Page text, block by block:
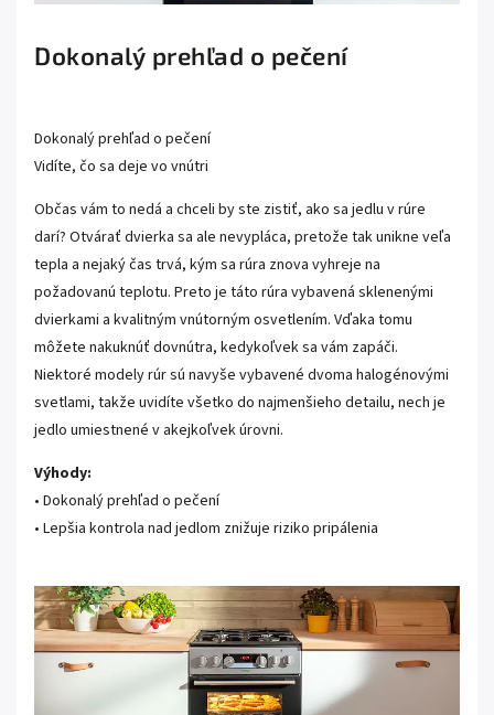
Dokonalý prehľad o pečení
Dokonalý prehľad o pečení
Vidíte, čo sa deje vo vnútri
Občas vám to nedá a chceli by ste zistiť, ako sa jedlu v rúre
darí? Otvárať dvierka sa ale nevypláca, pretože tak unikne veľa
tepla a nejaký čas trvá, kým sa rúra znova vyhreje na
požadovanú teplotu. Preto je táto rúra vybavená sklenenými
dvierkami a kvalitným vnútorným osvetlením. Vďaka tomu
môžete nakuknúť dovnútra, kedykoľvek sa vám zapáči.
Niektoré modely rúr sú navyše vybavené dvoma halogénovými
svetlami, takže uvidíte všetko do najmenšieho detailu, nech je
jedlo umiestnené v akejkoľvek úrovni.
Výhody:
• Dokonalý prehľad o pečení
• Lepšia kontrola nad jedlom znižuje riziko pripálenia